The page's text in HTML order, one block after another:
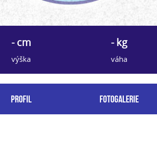
- cm
výška
- kg
váha
Profil Fotogalerie